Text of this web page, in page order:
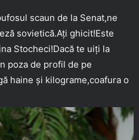
scaun de la Senat,ne
sovietică.Ați ghicit!Este
Stocheci!Dacă te uiți la
poza de profil de pe
haine și kilograme,coafura o